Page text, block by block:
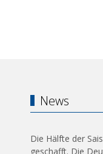
News
Die Hälfte der
geschafft. Die